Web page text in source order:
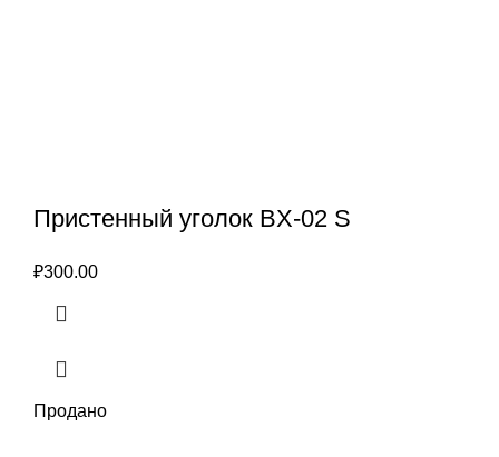
Пристенный уголок BX-02 S
₽300.00
Продано